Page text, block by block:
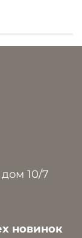
10/7
новинок